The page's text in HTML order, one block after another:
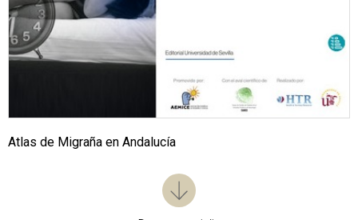
Atlas de Migraña en Andalucía